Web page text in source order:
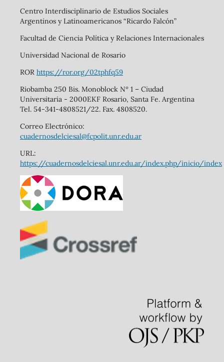
Centro Interdisciplinario de Estudios Sociales
Argentinos y Latinoamericanos “Ricardo Falcón”
Facultad de Ciencia Política y Relaciones Internacionales
Universidad Nacional de Rosario
ROR https://ror.org/02tphfq59
Riobamba 250 Bis. Monoblock Nº 1 – Ciudad
Universitaria - 2000EKF Rosario, Santa Fe. Argentina
Tel. 54-341-4808521/22. Fax. 4808520.
Correo Electrónico:
cuadernosdelciesal@fcpolit.unr.edu.ar
URL:
https://cuadernosdelciesal.unr.edu.ar/index.php/inicio/index